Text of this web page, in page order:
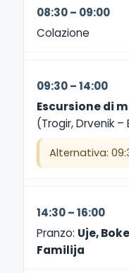
08:30 – 09:00
Colazione
09:30 – 14:00
Escursione di
(Trogir, Drvenik –
Alternativa:
14:30 – 16:00
Pranzo: Uje,
Familija